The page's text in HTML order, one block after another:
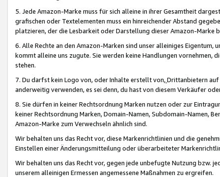
5. Jede Amazon-Marke muss für sich alleine in ihrer Gesamtheit
grafischen oder Textelementen muss ein hinreichender Abstand
platzieren, der die Lesbarkeit oder Darstellung dieser Amazon-Marke
6. Alle Rechte an den Amazon-Marken sind unser alleiniges
kommt alleine uns zugute. Sie werden keine Handlungen vornehmen,
stehen.
7. Du darfst kein Logo von, oder Inhalte erstellt von,Drittanbietern auf
anderweitig verwenden, es sei denn, du hast von diesem Verkäufer
8. Sie dürfen in keiner Rechtsordnung Marken nutzen oder zur
keiner Rechtsordnung Marken, Domain-Namen, Subdomain-Namen,
Amazon-Marke zum Verwechseln ähnlich sind.
Wir behalten uns das Recht vor, diese Markenrichtlinien und die
Einstellen einer Änderungsmitteilung oder überarbeiteter
Wir behalten uns das Recht vor, gegen jede unbefugte Nutzung bzw.
unserem alleinigen Ermessen angemessene Maßnahmen zu ergreifen.